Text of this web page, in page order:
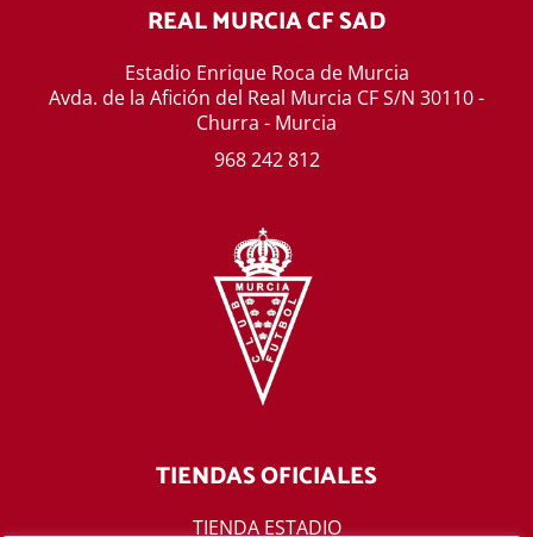
REAL MURCIA CF SAD
Estadio Enrique Roca de Murcia
Avda. de la Afición del Real Murcia CF S/N 30110 -
Churra - Murcia
968 242 812
TIENDAS OFICIALES
TIENDA ESTADIO